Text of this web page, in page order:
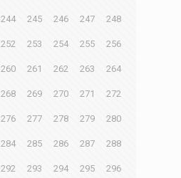
244 245 246 247 248
252 253 254 255 256
260 261 262 263 264
268 269 270 271 272
276 277 278 279 280
284 285 286 287 288
292 293 294 295 296